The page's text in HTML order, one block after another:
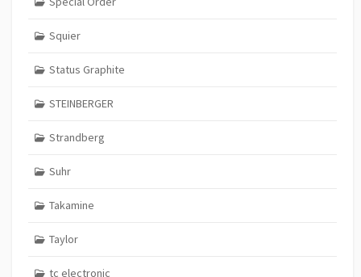
Squier
Status Graphite
STEINBERGER
Strandberg
Suhr
Takamine
Taylor
tc electronic